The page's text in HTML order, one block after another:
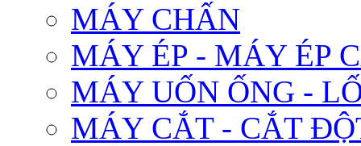
MÁY CHẤN
MÁY ÉP - MÁY ÉP
MÁY UỐN ỐNG -
MÁY CẮT - CẮT